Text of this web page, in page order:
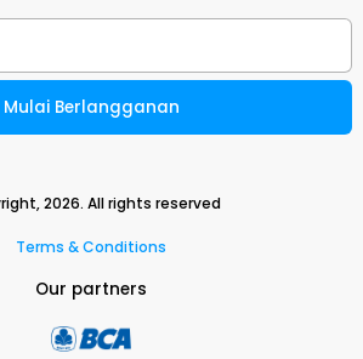
Mulai Berlangganan
2026. All rights reserved
Terms & Conditions
Our partners